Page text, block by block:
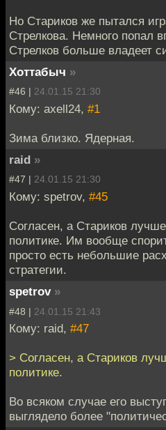
Но Стариков же пытался
Стрелкова. Немного попал
Стрелков больше владеет
Хоттабыч »
#46 | 24.01.15 21:30
Кому: axell24, #1
Зима близко. Ядерная.
raid »
#47 | 24.01.15 21:30
Кому: spetrov, #45
Согласен, а Стариков
политике. Им вообще
просто есть небольшие
стратегии.
spetrov »
#48 | 24.01.15 21:43
Кому: raid, #47
> Согласен, а Стариков
политике.
Во всяком случае его
выглядело более